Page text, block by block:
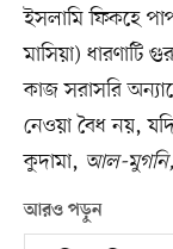
ইসলামি ফিকহে
মাসিয়া) ধারণাটি
কাজ সরাসরি
নেওয়া বৈধ নয়,
কুদামা, আল-মুগনি,
আরও পড়ুন